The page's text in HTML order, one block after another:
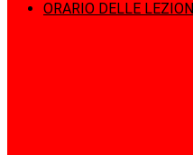
ORARIO DELLE LEZIONI